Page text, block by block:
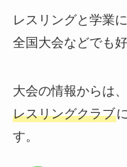
レスリングと学業
全国大会などでも
大会の情報からは
レスリングクラブ
す。